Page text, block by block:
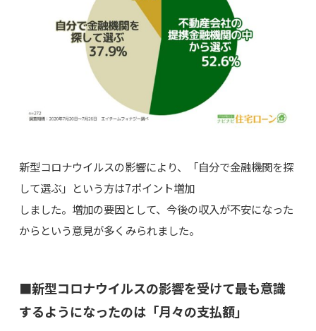
新型コロナウイルスの影響により、「自分で金融機関を探
して選ぶ」という方は7ポイント増加
しました。増加の要因として、今後の収入が不安になった
からという意見が多くみられました。
■新型コロナウイルスの影響を受けて最も意識
するようになったのは「月々の支払額」